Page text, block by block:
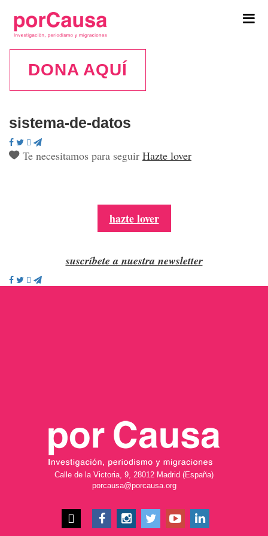
DONA AQUÍ
sistema-de-datos
Te necesitamos para seguir Hazte lover
hazte lover
suscríbete a nuestra newsletter
Calle de la Victoria, 9, 28012 Madrid (España)
porcausa@porcausa.org